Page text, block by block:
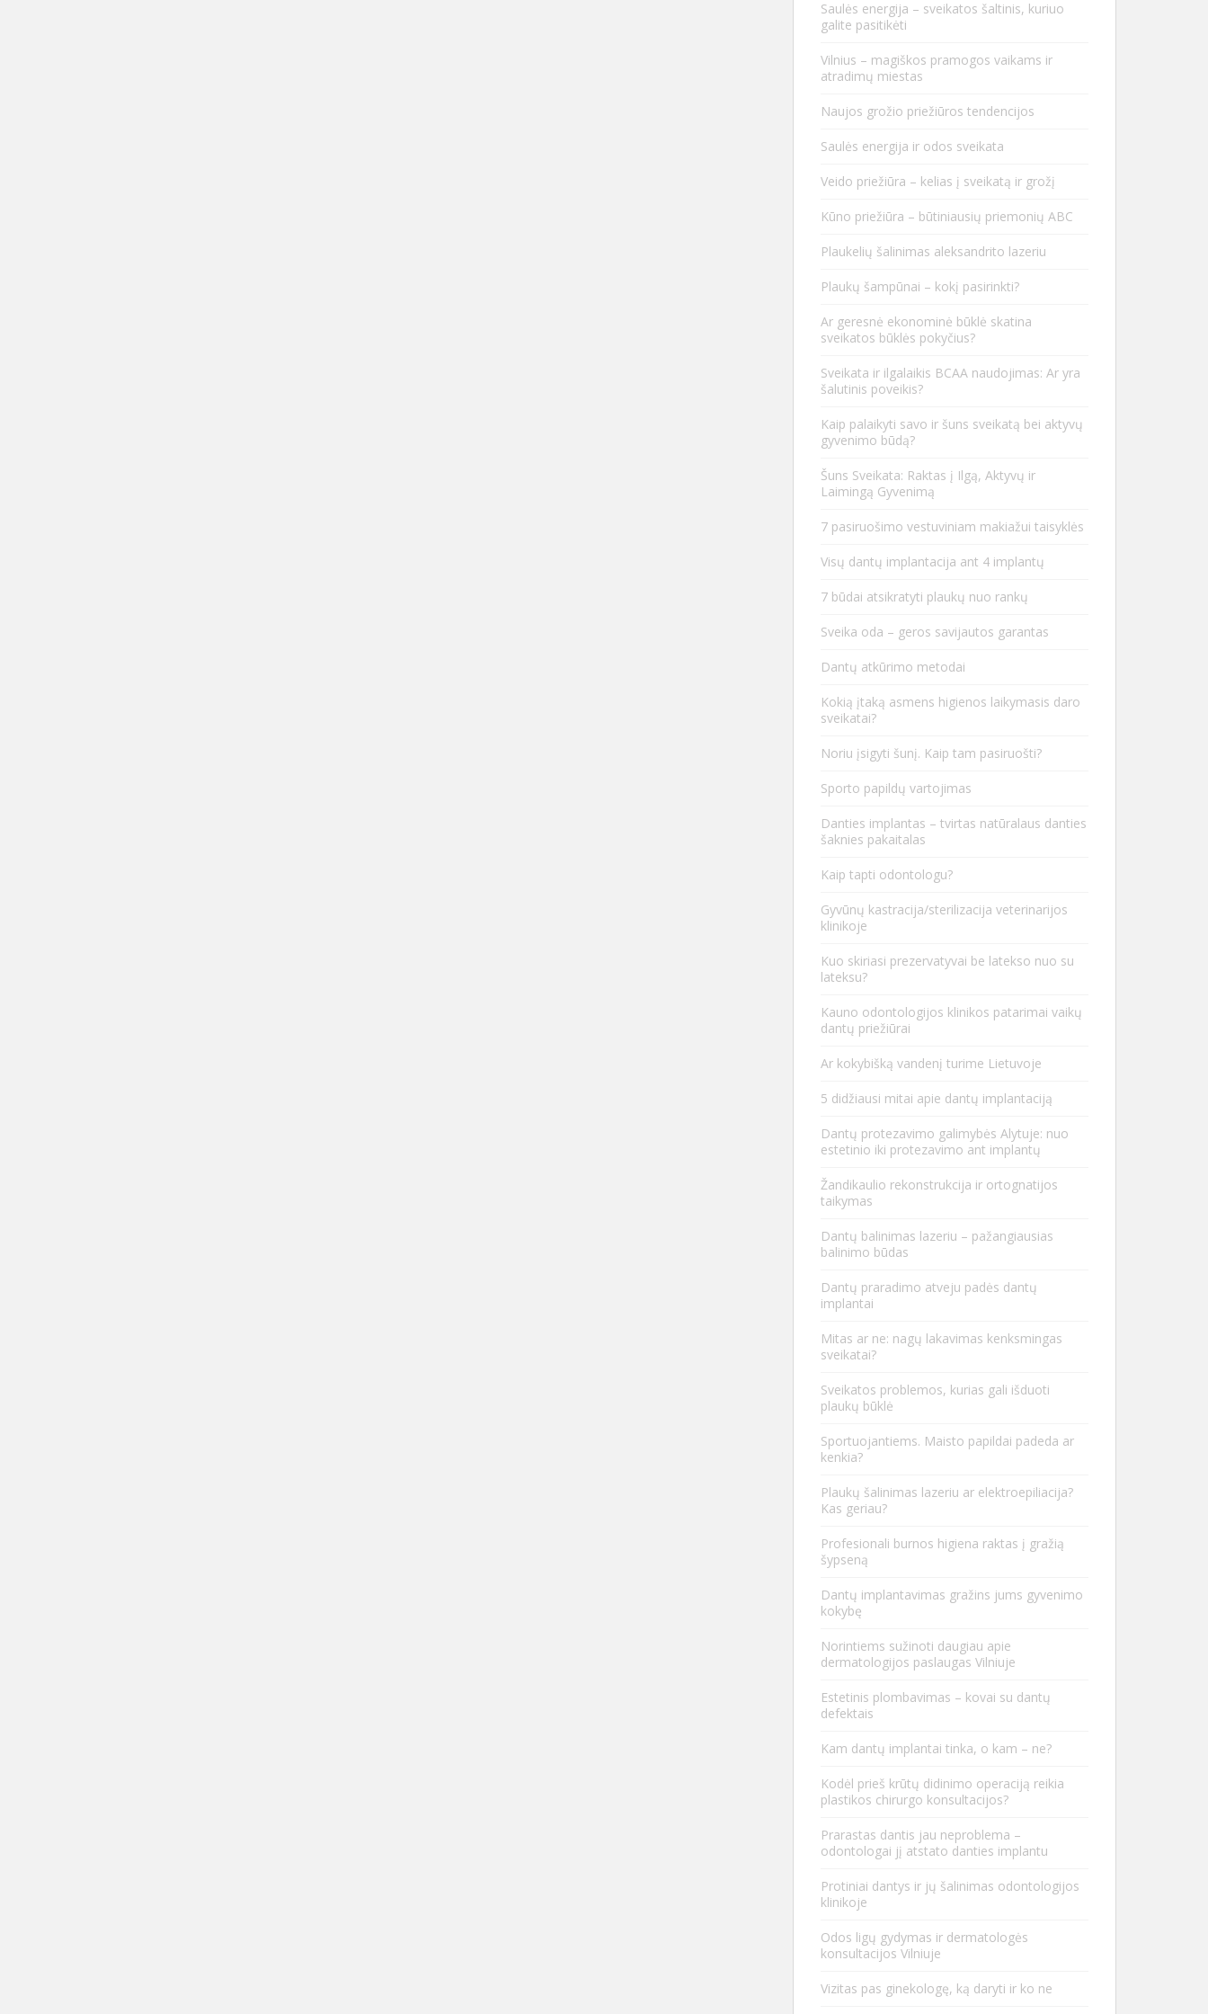
Saulės energija – sveikatos šaltinis, kuriuo
galite pasitikėti
Vilnius – magiškos pramogos vaikams ir
atradimų miestas
Naujos grožio priežiūros tendencijos
Saulės energija ir odos sveikata
Veido priežiūra – kelias į sveikatą ir grožį
Kūno priežiūra – būtiniausių priemonių ABC
Plaukelių šalinimas aleksandrito lazeriu
Plaukų šampūnai – kokį pasirinkti?
Ar geresnė ekonominė būklė skatina
sveikatos būklės pokyčius?
Sveikata ir ilgalaikis BCAA naudojimas: Ar yra
šalutinis poveikis?
Kaip palaikyti savo ir šuns sveikatą bei aktyvų
gyvenimo būdą?
Šuns Sveikata: Raktas į Ilgą, Aktyvų ir
Laimingą Gyvenimą
7 pasiruošimo vestuviniam makiažui taisyklės
Visų dantų implantacija ant 4 implantų
7 būdai atsikratyti plaukų nuo rankų
Sveika oda – geros savijautos garantas
Dantų atkūrimo metodai
Kokią įtaką asmens higienos laikymasis daro
sveikatai?
Noriu įsigyti šunį. Kaip tam pasiruošti?
Sporto papildų vartojimas
Danties implantas – tvirtas natūralaus danties
šaknies pakaitalas
Kaip tapti odontologu?
Gyvūnų kastracija/sterilizacija veterinarijos
klinikoje
Kuo skiriasi prezervatyvai be latekso nuo su
lateksu?
Kauno odontologijos klinikos patarimai vaikų
dantų priežiūrai
Ar kokybišką vandenį turime Lietuvoje
5 didžiausi mitai apie dantų implantaciją
Dantų protezavimo galimybės Alytuje: nuo
estetinio iki protezavimo ant implantų
Žandikaulio rekonstrukcija ir ortognatijos
taikymas
Dantų balinimas lazeriu – pažangiausias
balinimo būdas
Dantų praradimo atveju padės dantų
implantai
Mitas ar ne: nagų lakavimas kenksmingas
sveikatai?
Sveikatos problemos, kurias gali išduoti
plaukų būklė
Sportuojantiems. Maisto papildai padeda ar
kenkia?
Plaukų šalinimas lazeriu ar elektroepiliacija?
Kas geriau?
Profesionali burnos higiena raktas į gražią
šypseną
Dantų implantavimas gražins jums gyvenimo
kokybę
Norintiems sužinoti daugiau apie
dermatologijos paslaugas Vilniuje
Estetinis plombavimas – kovai su dantų
defektais
Kam dantų implantai tinka, o kam – ne?
Kodėl prieš krūtų didinimo operaciją reikia
plastikos chirurgo konsultacijos?
Prarastas dantis jau neproblema –
odontologai jį atstato danties implantu
Protiniai dantys ir jų šalinimas odontologijos
klinikoje
Odos ligų gydymas ir dermatologės
konsultacijos Vilniuje
Vizitas pas ginekologę, ką daryti ir ko ne